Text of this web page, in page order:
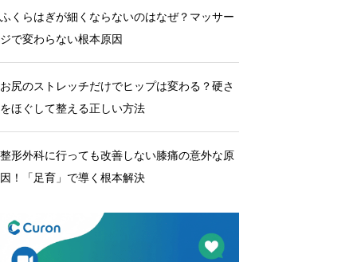
ふくらはぎが細くならないのはなぜ？マッサー
ジで変わらない根本原因
お尻のストレッチだけでヒップは変わる？硬さ
をほぐして整える正しい方法
整形外科に行っても改善しない膝痛の意外な原
因！「足育」で導く根本解決